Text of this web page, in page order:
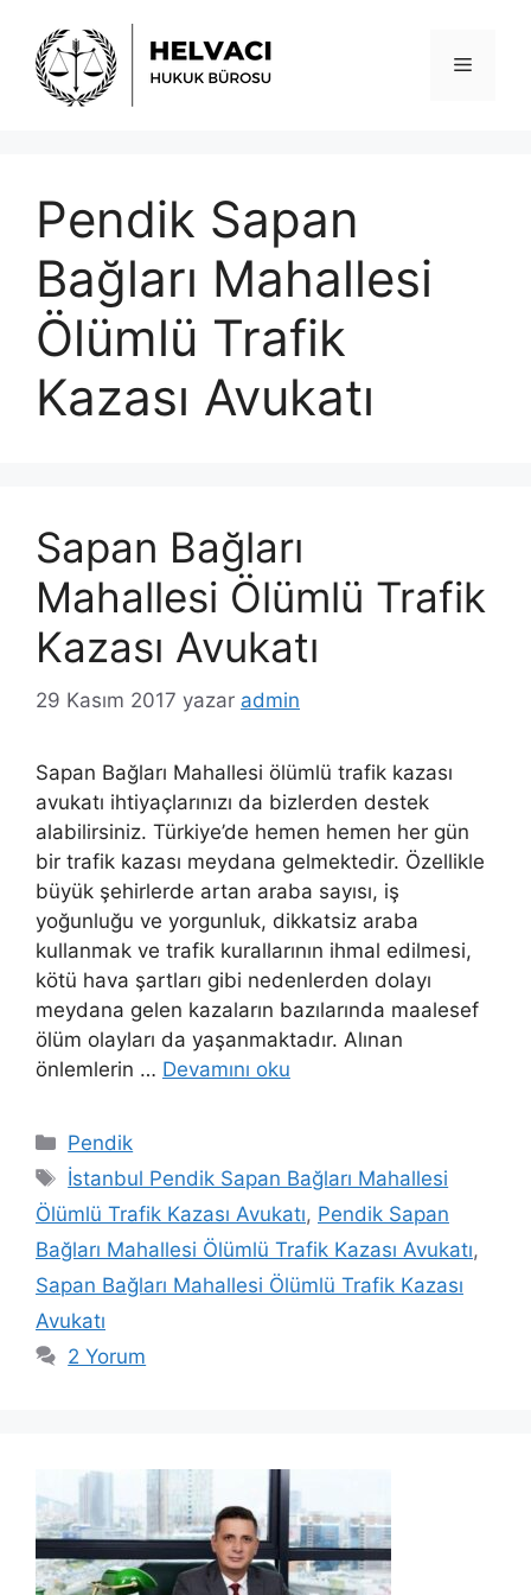
Menü
Pendik Sapan
Bağları Mahallesi
Ölümlü Trafik
Kazası Avukatı
Sapan Bağları
Mahallesi Ölümlü Trafik
Kazası Avukatı
29 Kasım 2017 yazar admin
Sapan Bağları Mahallesi ölümlü trafik kazası
avukatı ihtiyaçlarınızı da bizlerden destek
alabilirsiniz. Türkiye’de hemen hemen her gün
bir trafik kazası meydana gelmektedir. Özellikle
büyük şehirlerde artan araba sayısı, iş
yoğunluğu ve yorgunluk, dikkatsiz araba
kullanmak ve trafik kurallarının ihmal edilmesi,
kötü hava şartları gibi nedenlerden dolayı
meydana gelen kazaların bazılarında maalesef
ölüm olayları da yaşanmaktadır. Alınan
önlemlerin … Devamını oku
Kategoriler
Pendik
Etiketler
İstanbul Pendik Sapan Bağları Mahallesi
Ölümlü Trafik Kazası Avukatı, Pendik Sapan
Bağları Mahallesi Ölümlü Trafik Kazası Avukatı,
Sapan Bağları Mahallesi Ölümlü Trafik Kazası
Avukatı
2 Yorum